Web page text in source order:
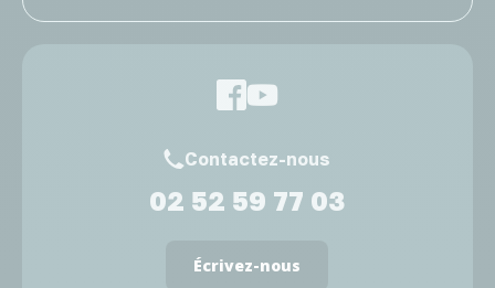
Contactez-nous
02 52 59 77 03
Écrivez-nous